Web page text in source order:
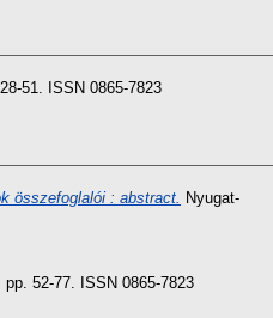
51. ISSN 0865-7823
összefoglalói : abstract. Nyugat-
52-77. ISSN 0865-7823